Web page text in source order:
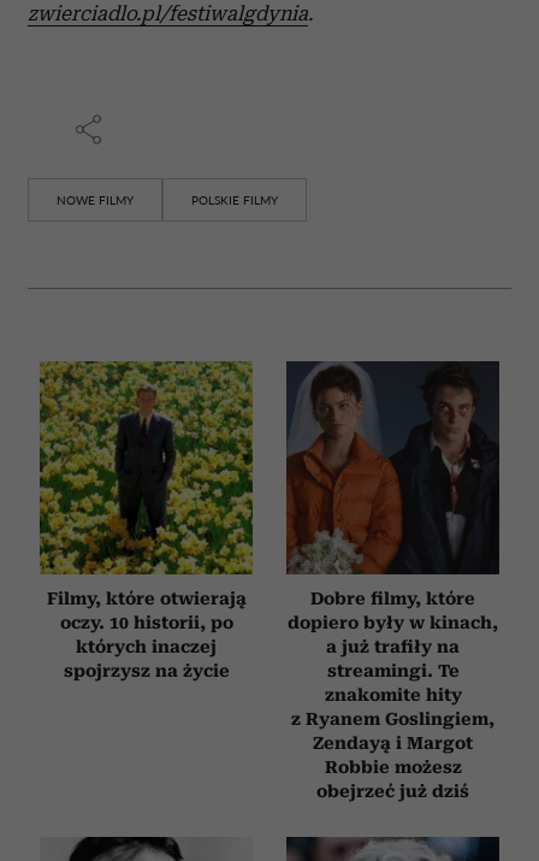
zwierciadlo.pl/festiwalgdynia.
NOWE FILMY POLSKIE FILMY
Filmy, które otwierają
oczy. 10 historii, po
których inaczej
spojrzysz na życie
Dobre filmy, które
dopiero były w kinach,
a już trafiły na
streamingi. Te
znakomite hity
z Ryanem Goslingiem,
Zendayą i Margot
Robbie możesz
obejrzeć już dziś